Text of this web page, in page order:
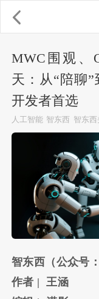
MWC围观、
天：从“陪聊
开发者首选
人工智能 智东西 智东西
智东西（公众号
作者 | 王涵